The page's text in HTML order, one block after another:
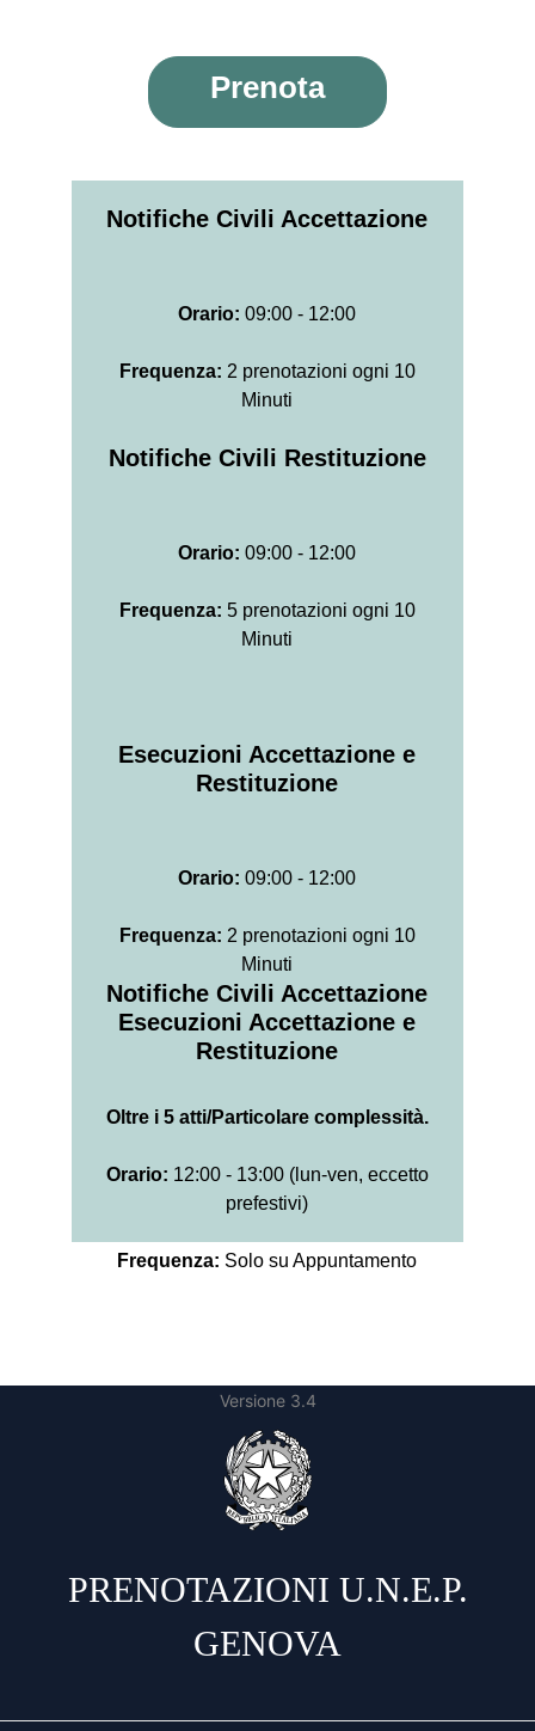
Prenota
Notifiche Civili Accettazione
Orario:09:00 - 12:00
Frequenza: 2 prenotazioni ogni 10
Minuti
Notifiche Civili Restituzione
Orario:09:00 - 12:00
Frequenza: 5 prenotazioni ogni 10
Minuti
Esecuzioni Accettazione e
Restituzione
Orario:09:00 - 12:00
Frequenza: 2 prenotazioni ogni 10
Minuti
Notifiche Civili Accettazione
Esecuzioni Accettazione e
Restituzione
Oltre i 5 atti/Particolare complessità.
Orario: 12:00 - 13:00 (lun-ven, eccetto
prefestivi)
Frequenza: Solo su Appuntamento
Versione 3.4
PRENOTAZIONI U.N.E.P.
GENOVA